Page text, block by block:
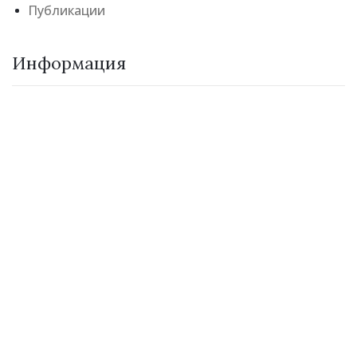
Публикации
Информация